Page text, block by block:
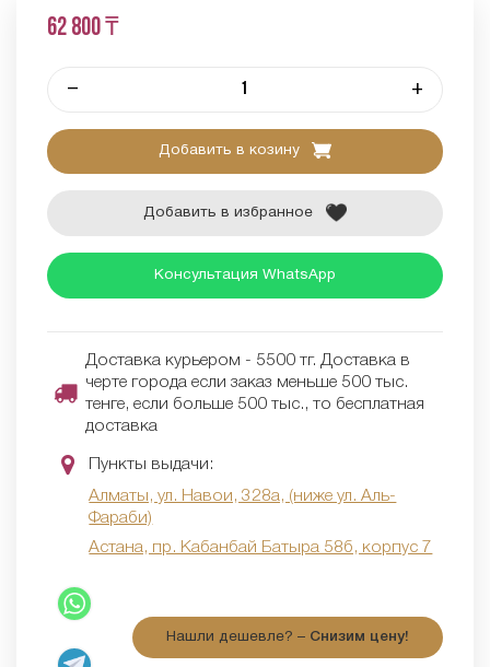
62 800 ₸
– +
Добавить в козину
Добавить в избранное
Консультация WhatsApp
Доставка курьером - 5500 тг. Доставка в
черте города если заказ меньше 500 тыс.
тенге, если больше 500 тыс., то бесплатная
доставка
Пункты выдачи:
Алматы, ул. Навои, 328а, (ниже ул. Аль-
Фараби)
Астана, пр. Кабанбай Батыра 58б, корпус 7
Нашли дешевле? – Снизим цену!